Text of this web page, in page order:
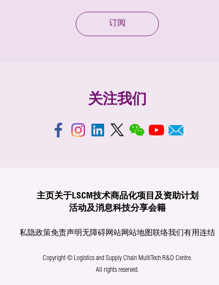
订阅
关注我们
主页关于LSCM技术商品化项目及资助计划
活动及消息科技分享会籍
私隐政策免责声明无障碍网站网站地图联络我们有用连结
Copyright © Logistics and Supply Chain MultiTech R&D Centre.
All rights reserved.